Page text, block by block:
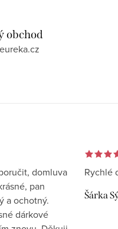
obchod
domluva
pan
a ochotný.
dárkové
Rychlé
Šárka